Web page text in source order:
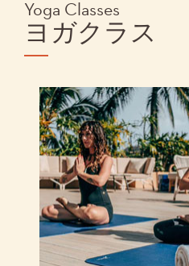
Yoga Classes
ヨガクラス